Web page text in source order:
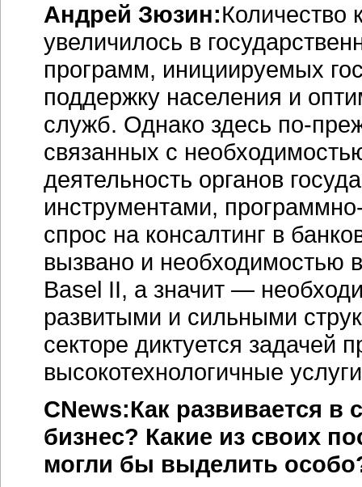
Андрей Зюзин:Количество
увеличилось в
программ, инициируемых
поддержку населения и
служб. Однако здесь по-
связанных с
деятельность органов
инструментами,
спрос на консалтинг в
вызвано и необходимостью
Basel II, а значит —
развитыми и сильными
секторе диктуется задачей
высокотехнологичные
CNews:Как развивается
бизнес? Какие из своих
могли бы выделить